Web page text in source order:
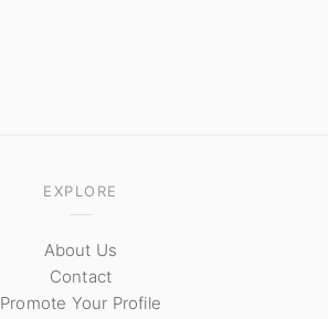
EXPLORE
About Us
Contact
Promote Your Profile